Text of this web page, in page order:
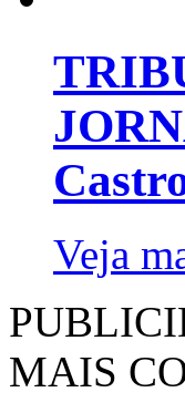
Veja
MAIS